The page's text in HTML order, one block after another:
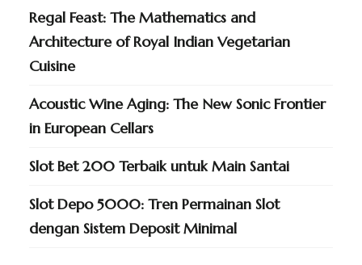
Regal Feast: The Mathematics and
Architecture of Royal Indian Vegetarian
Cuisine
Acoustic Wine Aging: The New Sonic Frontier
in European Cellars
Slot Bet 200 Terbaik untuk Main Santai
Slot Depo 5000: Tren Permainan Slot
dengan Sistem Deposit Minimal